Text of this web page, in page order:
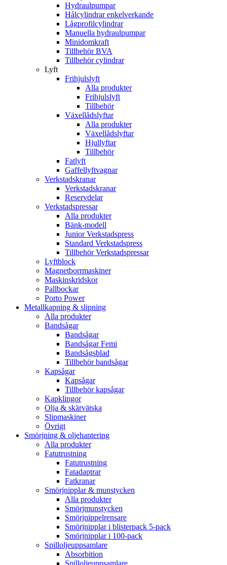
Hydraulpumpar
Hålcylindrar enkelverkande
Lågprofilcylindrar
Manuella hydraulpumpar
Minidomkraft
Tillbehör BVA
Tillbehör cylindrar
Lyft
Frihjulslyft
Alla produkter
Frihjulslyft
Tillbehör
Växellådslyftar
Alla produkter
Växellådslyftar
Hjullyftar
Tillbehör
Fatlyft
Gaffellyftvagnar
Verkstadskranar
Verkstadskranar
Reservdelar
Verkstadspressar
Alla produkter
Bänk-modell
Junior Verkstadspress
Standard Verkstadspress
Tillbehör Verkstadspressar
Lyftblock
Magnetborrmaskiner
Maskinskridskor
Pallbockar
Porto Power
Metallkapning & slipning
Alla produkter
Bandsågar
Bandsågar
Bandsågar Femi
Bandsågsblad
Tillbehör bandsågar
Kapsågar
Kapsågar
Tillbehör kapsågar
Kapklingor
Olja & skärvätska
Slipmaskiner
Övrigt
Smörjning & oljehantering
Alla produkter
Fatutrustning
Fatutrustning
Fatadaptrar
Fatkranar
Smörjnipplar & munstycken
Alla produkter
Smörjmunstycken
Smörjnippelrensare
Smörjnipplar i blisterpack 5-pack
Smörjnipplar i 100-pack
Spilloljeuppsamlare
Absorbition
Spilloljeuppsamlare